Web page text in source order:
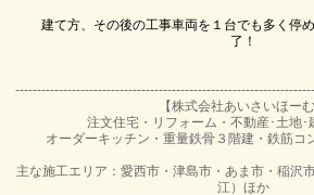
建て方、その後の工事車両を１台でも多く停
了！
【株式会社あいさいほーむ
注文住宅・リフォーム・不動産･土地･
オーダーキッチン・重量鉄骨３階建・鉄筋コ
主な施工エリア：愛西市・津島市・あま市・稲沢
江）ほか